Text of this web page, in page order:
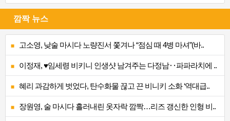
깜짝 뉴스
고소영, 낮술 마시다 노량진서 쫓겨나 “점심 때 4병 마셔”(바..
이정재, ♥임세령 비키니 인생샷 남겨주는 다정남‥파파라치에 ..
혜리 과감하게 벗었다, 탄수화물 끊고 끈 비니키 소화 ‘역대급..
장원영, 술 마시다 흘러내린 옷자락 깜짝…리즈 갱신한 인형 비..